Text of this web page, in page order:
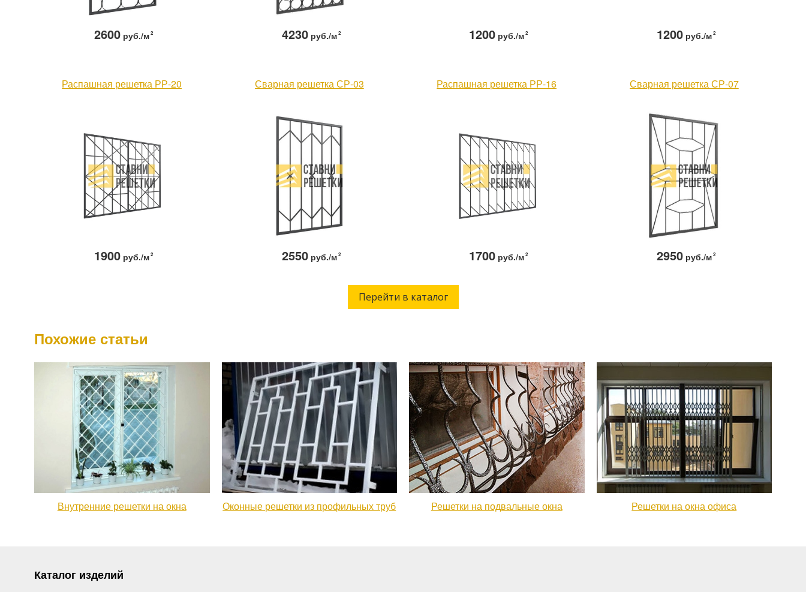
2600 руб./м 2 4230 руб./м 2 1200 руб./м 2 1200 руб./м 2
Распашная решетка РР-20
1900 руб./м 2
Сварная решетка СР-03
2550 руб./м 2
Распашная решетка РР-16
1700 руб./м 2
Сварная решетка СР-07
2950 руб./м 2
Перейти в каталог
Похожие статьи
Внутренние решетки на окна Оконные решетки из профильных труб Решетки на подвальные окна Решетки на окна офиса
Каталог изделий